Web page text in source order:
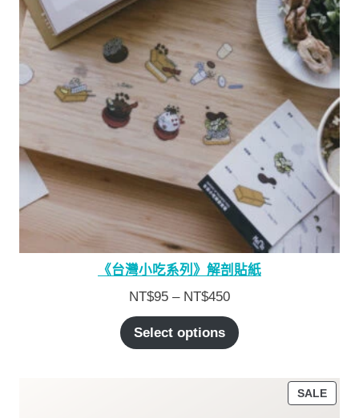
《台灣小吃系列》解剖貼紙
NT$95 – NT$450
Select options
SALE
ON